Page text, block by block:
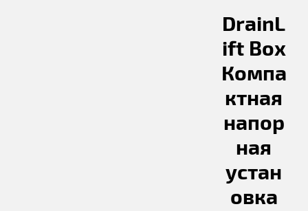
DrainL
ift Box
Компа
ктная
напор
ная
устан
овка